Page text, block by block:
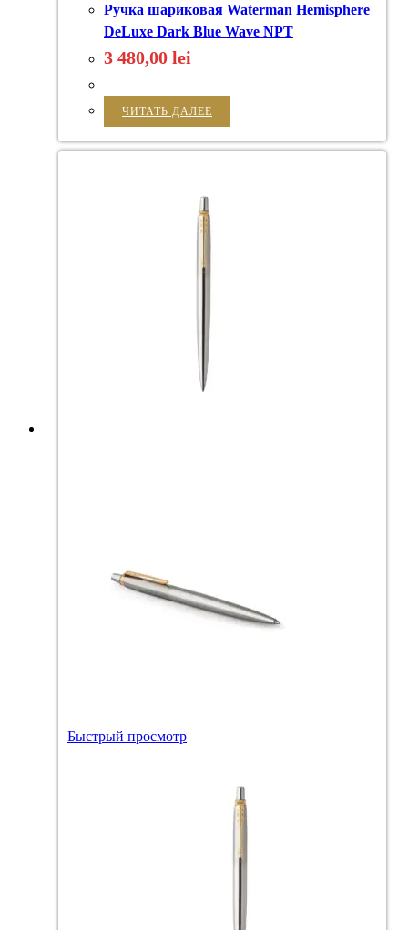
Ручка шариковая Waterman Hemisphere
DeLuxe Dark Blue Wave NPT
3 480,00 lei
ЧИТАТЬ ДАЛЕЕ
Быстрый просмотр